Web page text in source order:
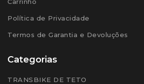
Política de Privacidade
Termos de Garantia e Devoluções
Categorias
TRANSBIKE DE TETO